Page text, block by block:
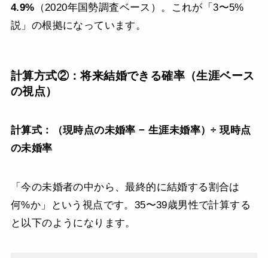
4.9% （2020年国勢調査ベース）。これが「3〜5%
説」の根拠になっています。
計算方式②：将来結婚できる確率（生涯ベース
の視点）
計算式：（現時点の未婚率 − 生涯未婚率）÷ 現時点
の未婚率
「今の未婚者の中から、最終的に結婚する割合は
何%か」という視点です。35〜39歳男性で計算する
と以下のようになります。